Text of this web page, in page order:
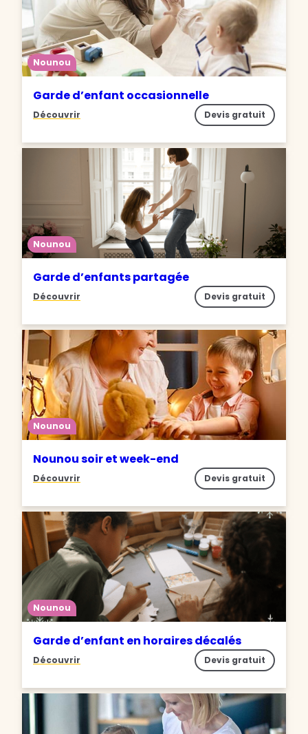
Nounou
Garde d’enfant occasionnelle
Découvrir Devis gratuit
Nounou
Garde d’enfants partagée
Découvrir Devis gratuit
Nounou
Nounou soir et week-end
Découvrir Devis gratuit
Nounou
Garde d’enfant en horaires décalés
Découvrir Devis gratuit